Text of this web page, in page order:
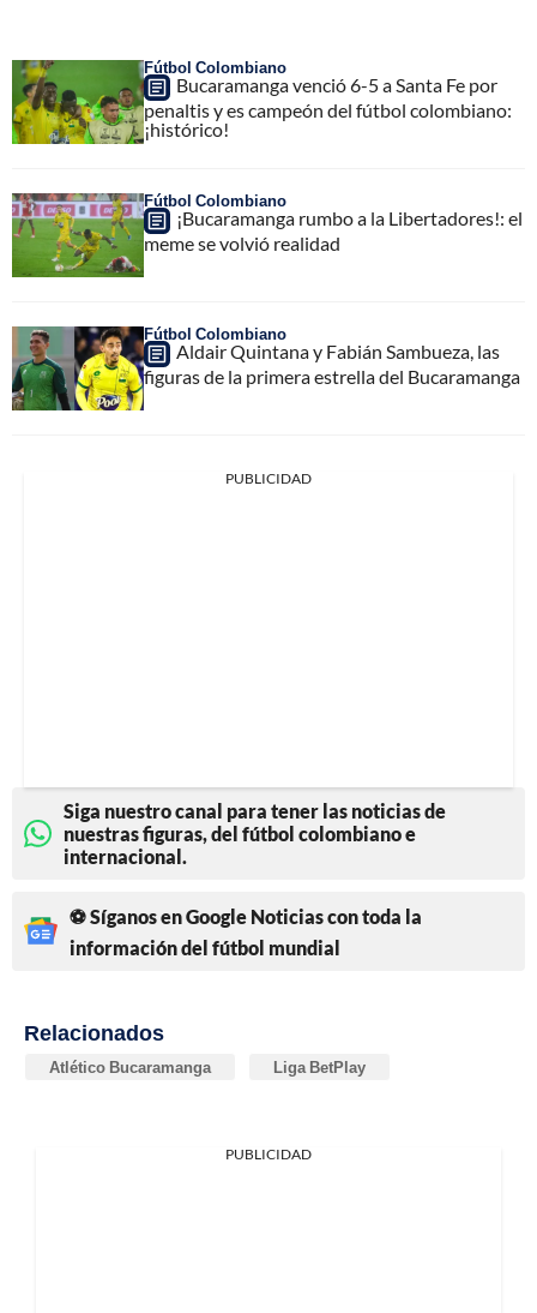
Fútbol Colombiano
Bucaramanga venció 6-5 a Santa Fe por
penaltis y es campeón del fútbol colombiano:
¡histórico!
Fútbol Colombiano
¡Bucaramanga rumbo a la Libertadores!: el
meme se volvió realidad
Fútbol Colombiano
Aldair Quintana y Fabián Sambueza, las
figuras de la primera estrella del Bucaramanga
PUBLICIDAD
Siga nuestro canal para tener las noticias de
nuestras figuras, del fútbol colombiano e
internacional.
⚽ Síganos en Google Noticias con toda la
información del fútbol mundial
Relacionados
Atlético Bucaramanga Liga BetPlay
PUBLICIDAD